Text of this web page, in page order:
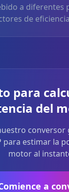
a diferentes
de
para
del
conversor
para estimar la
motor al
a